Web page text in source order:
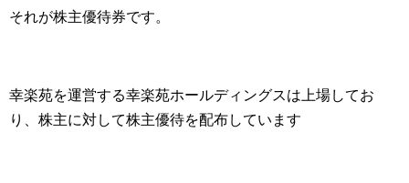
それが株主優待券です。
幸楽苑を運営する幸楽苑ホールディングスは上場してお
り、株主に対して株主優待を配布しています